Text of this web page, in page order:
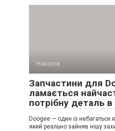
Новости
Запчастини для
ламається
потрібну деталь в
Doogee — один із небагатьох
який реально зайняв нішу